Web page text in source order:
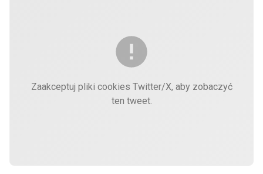
Zaakceptuj pliki cookies Twitter/X, aby zobaczyć
ten tweet.